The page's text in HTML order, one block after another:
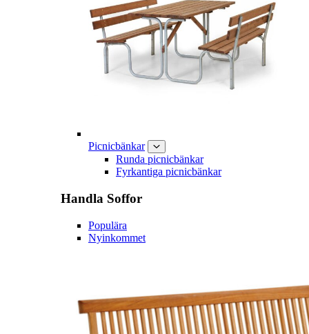
Picnicbänkar
Runda picnicbänkar
Fyrkantiga picnicbänkar
Handla Soffor
Populära
Nyinkommet